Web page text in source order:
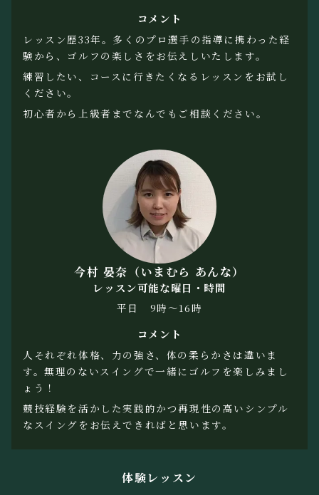
コメント
レッスン歴33年。多くのプロ選手の指導に携わった経
験から、ゴルフの楽しさをお伝えしいたします。
練習したい、コースに行きたくなるレッスンをお試し
ください。
初心者から上級者までなんでもご相談ください。
今村 晏奈（いまむら あんな）
レッスン可能な曜日・時間
平日 9時〜16時
コメント
人それぞれ体格、力の強さ、体の柔らかさは違いま
す。無理のないスイングで一緒にゴルフを楽しみまし
ょう！
競技経験を活かした実践的かつ再現性の高いシンプル
なスイングをお伝えできればと思います。
体験レッスン